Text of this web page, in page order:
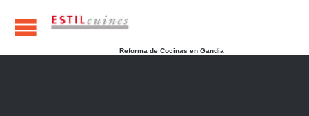
Reforma de Cocinas en Gandia